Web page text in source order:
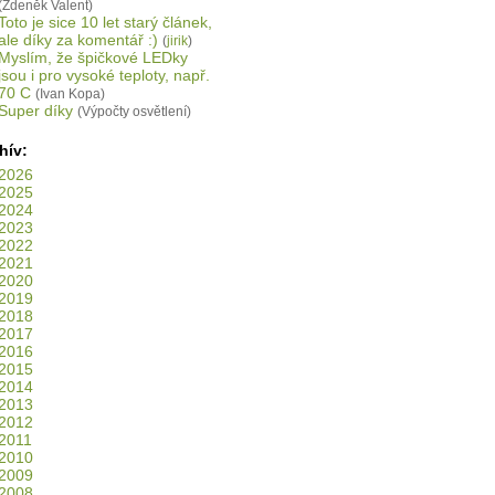
Valent)
je sice 10 let starý článek,
díky za komentář :) (jirik)
že špičkové LEDky
i pro vysoké teploty, např.
C (Ivan Kopa)
díky (Výpočty osvětlení)